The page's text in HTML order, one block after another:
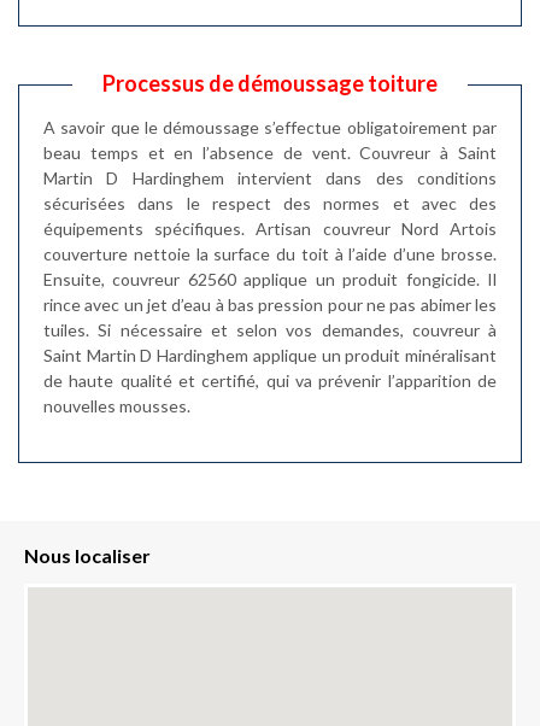
Processus de démoussage toiture
A savoir que le démoussage s’effectue obligatoirement par
beau temps et en l’absence de vent. Couvreur à Saint
Martin D Hardinghem intervient dans des conditions
sécurisées dans le respect des normes et avec des
équipements spécifiques. Artisan couvreur Nord Artois
couverture nettoie la surface du toit à l’aide d’une brosse.
Ensuite, couvreur 62560 applique un produit fongicide. Il
rince avec un jet d’eau à bas pression pour ne pas abimer les
tuiles. Si nécessaire et selon vos demandes, couvreur à
Saint Martin D Hardinghem applique un produit minéralisant
de haute qualité et certifié, qui va prévenir l’apparition de
nouvelles mousses.
Nous localiser